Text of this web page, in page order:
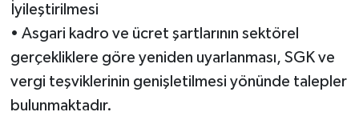
İyileştirilmesi
• Asgari kadro ve ücret şartlarının sektörel
gerçekliklere göre yeniden uyarlanması, SGK ve
vergi teşviklerinin genişletilmesi yönünde talepler
bulunmaktadır.